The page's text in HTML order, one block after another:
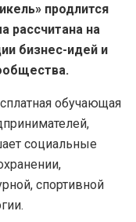
продлится
рассчитана на
бизнес-идей и
обучающая
социальные
спортивной